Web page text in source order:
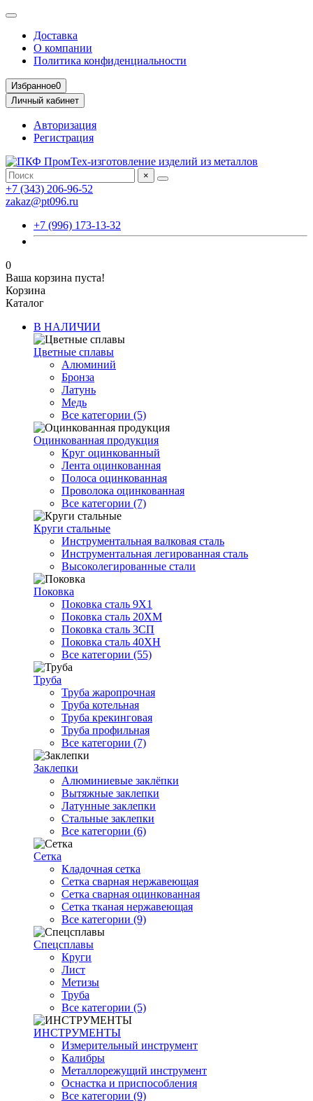
Доставка
О компании
Политика конфиденциальности
Избранное0
Личный кабинет
Авторизация
Регистрация
×
+7 (343) 206-96-52
zakaz@pt096.ru
+7 (996) 173-13-32
0
Ваша корзина пуста!
Корзина
Каталог
В НАЛИЧИИ
Цветные сплавы
Алюминий
Бронза
Латунь
Медь
Все категории (5)
Оцинкованная продукция
Круг оцинкованный
Лента оцинкованная
Полоса оцинкованная
Проволока оцинкованная
Все категории (7)
Круги стальные
Инструментальная валковая сталь
Инструментальная легированная сталь
Высоколегированные стали
Поковка
Поковка сталь 9Х1
Поковка сталь 20ХМ
Поковка сталь 3СП
Поковка сталь 40ХН
Все категории (55)
Труба
Труба жаропрочная
Труба котельная
Труба крекинговая
Труба профильная
Все категории (7)
Заклепки
Алюминиевые заклёпки
Вытяжные заклепки
Латунные заклепки
Стальные заклепки
Все категории (6)
Сетка
Кладочная сетка
Сетка сварная нержавеющая
Сетка сварная оцинкованная
Сетка тканая нержавеющая
Все категории (9)
Спецсплавы
Круги
Лист
Метизы
Труба
Все категории (5)
ИНСТРУМЕНТЫ
Измерительный инструмент
Калибры
Металлорежущий инструмент
Оснастка и приспособления
Все категории (9)